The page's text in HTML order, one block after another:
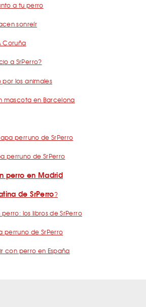
a tu perro
sonreír
Coruña
a SrPerro?
por los animales
mascota en Barcelona
perruno de SrPerro
perruno de SrPerro
perro en Madrid
de SrPerro?
los libros de SrPerro
perruno de SrPerro
con perro en España